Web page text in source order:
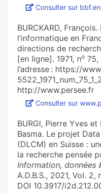
Consulter sur
BURCKARD,
l’informatique en
directions de
[en ligne]. 1971, no 75,
l’adresse : https://
http://www.persee.fr
Consulter sur
BURGI, Pierre Yves et
Basma. Le projet
(DLCM) en Suisse :
la recherche pensée
Information, données
A.D.B.S., 2021, Vol. 2,
DOI 10.3917/